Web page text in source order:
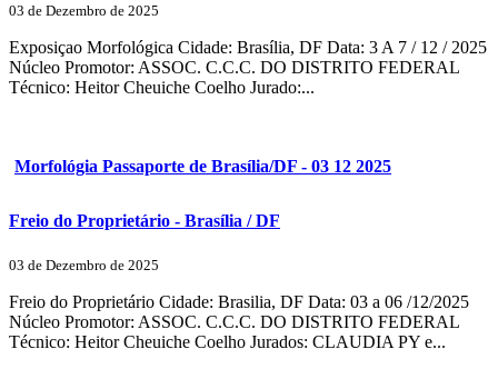
03 de Dezembro de 2025
Exposiçao Morfológica Cidade: Brasília, DF Data: 3 A 7 / 12 / 2025
Núcleo Promotor: ASSOC. C.C.C. DO DISTRITO FEDERAL
Técnico: Heitor Cheuiche Coelho Jurado:...
Morfológia Passaporte de Brasília/DF - 03 12 2025
Freio do Proprietário - Brasília / DF
03 de Dezembro de 2025
Freio do Proprietário Cidade: Brasilia, DF Data: 03 a 06 /12/2025
Núcleo Promotor: ASSOC. C.C.C. DO DISTRITO FEDERAL
Técnico: Heitor Cheuiche Coelho Jurados: CLAUDIA PY e...